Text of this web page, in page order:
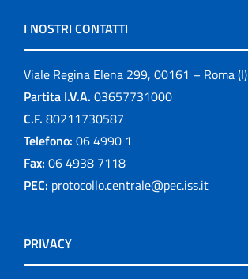
I NOSTRI CONTATTI
Viale Regina Elena 299, 00161 – Roma (I)
Partita I.V.A. 03657731000
C.F. 80211730587
Telefono: 06 4990 1
Fax: 06 4938 7118
PEC: protocollo.centrale@pec.iss.it
PRIVACY